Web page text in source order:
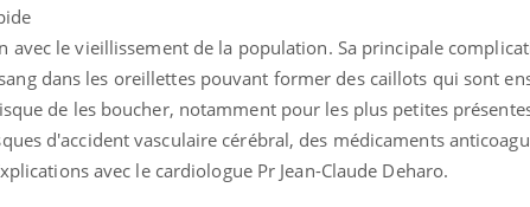
avec le vieillissement de la population. Sa principale
dans les oreillettes pouvant former des caillots qui sont
de les boucher, notamment pour les plus petites
d'accident vasculaire cérébral, des médicaments
avec le cardiologue Pr Jean-Claude Deharo.